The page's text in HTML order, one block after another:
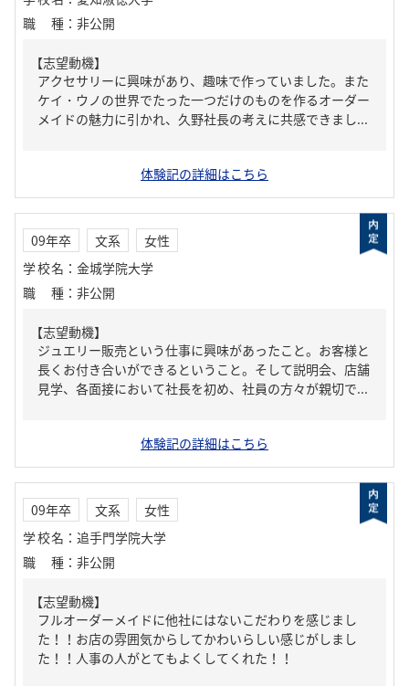
職種 ： 非公開
【志望動機】
アクセサリーに興味があり、趣味で作っていました。また
ケイ・ウノの世界でたった一つだけのものを作るオーダー
メイドの魅力に引かれ、久野社長の考えに共感できまし...
体験記の詳細はこちら
09年卒 文系
女性
学校名 ： 金城学院大学
職種 ： 非公開
【志望動機】
ジュエリー販売という仕事に興味があったこと。お客様と
長くお付き合いができるということ。そして説明会、店舗
見学、各面接において社長を初め、社員の方々が親切で...
体験記の詳細はこちら
09年卒 文系
女性
学校名 ： 追手門学院大学
職種 ： 非公開
【志望動機】
フルオーダーメイドに他社にはないこだわりを感じまし
た！！お店の雰囲気からしてかわいらしい感じがしまし
た！！人事の人がとてもよくしてくれた！！